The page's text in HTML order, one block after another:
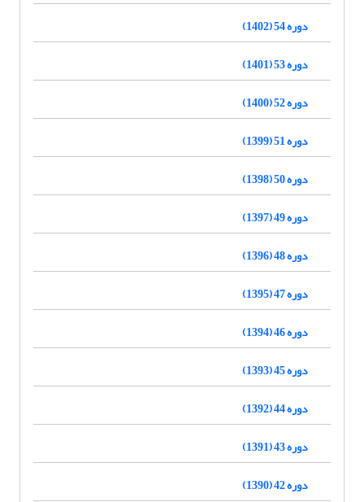
دوره 54 (1402)
دوره 53 (1401)
دوره 52 (1400)
دوره 51 (1399)
دوره 50 (1398)
دوره 49 (1397)
دوره 48 (1396)
دوره 47 (1395)
دوره 46 (1394)
دوره 45 (1393)
دوره 44 (1392)
دوره 43 (1391)
دوره 42 (1390)